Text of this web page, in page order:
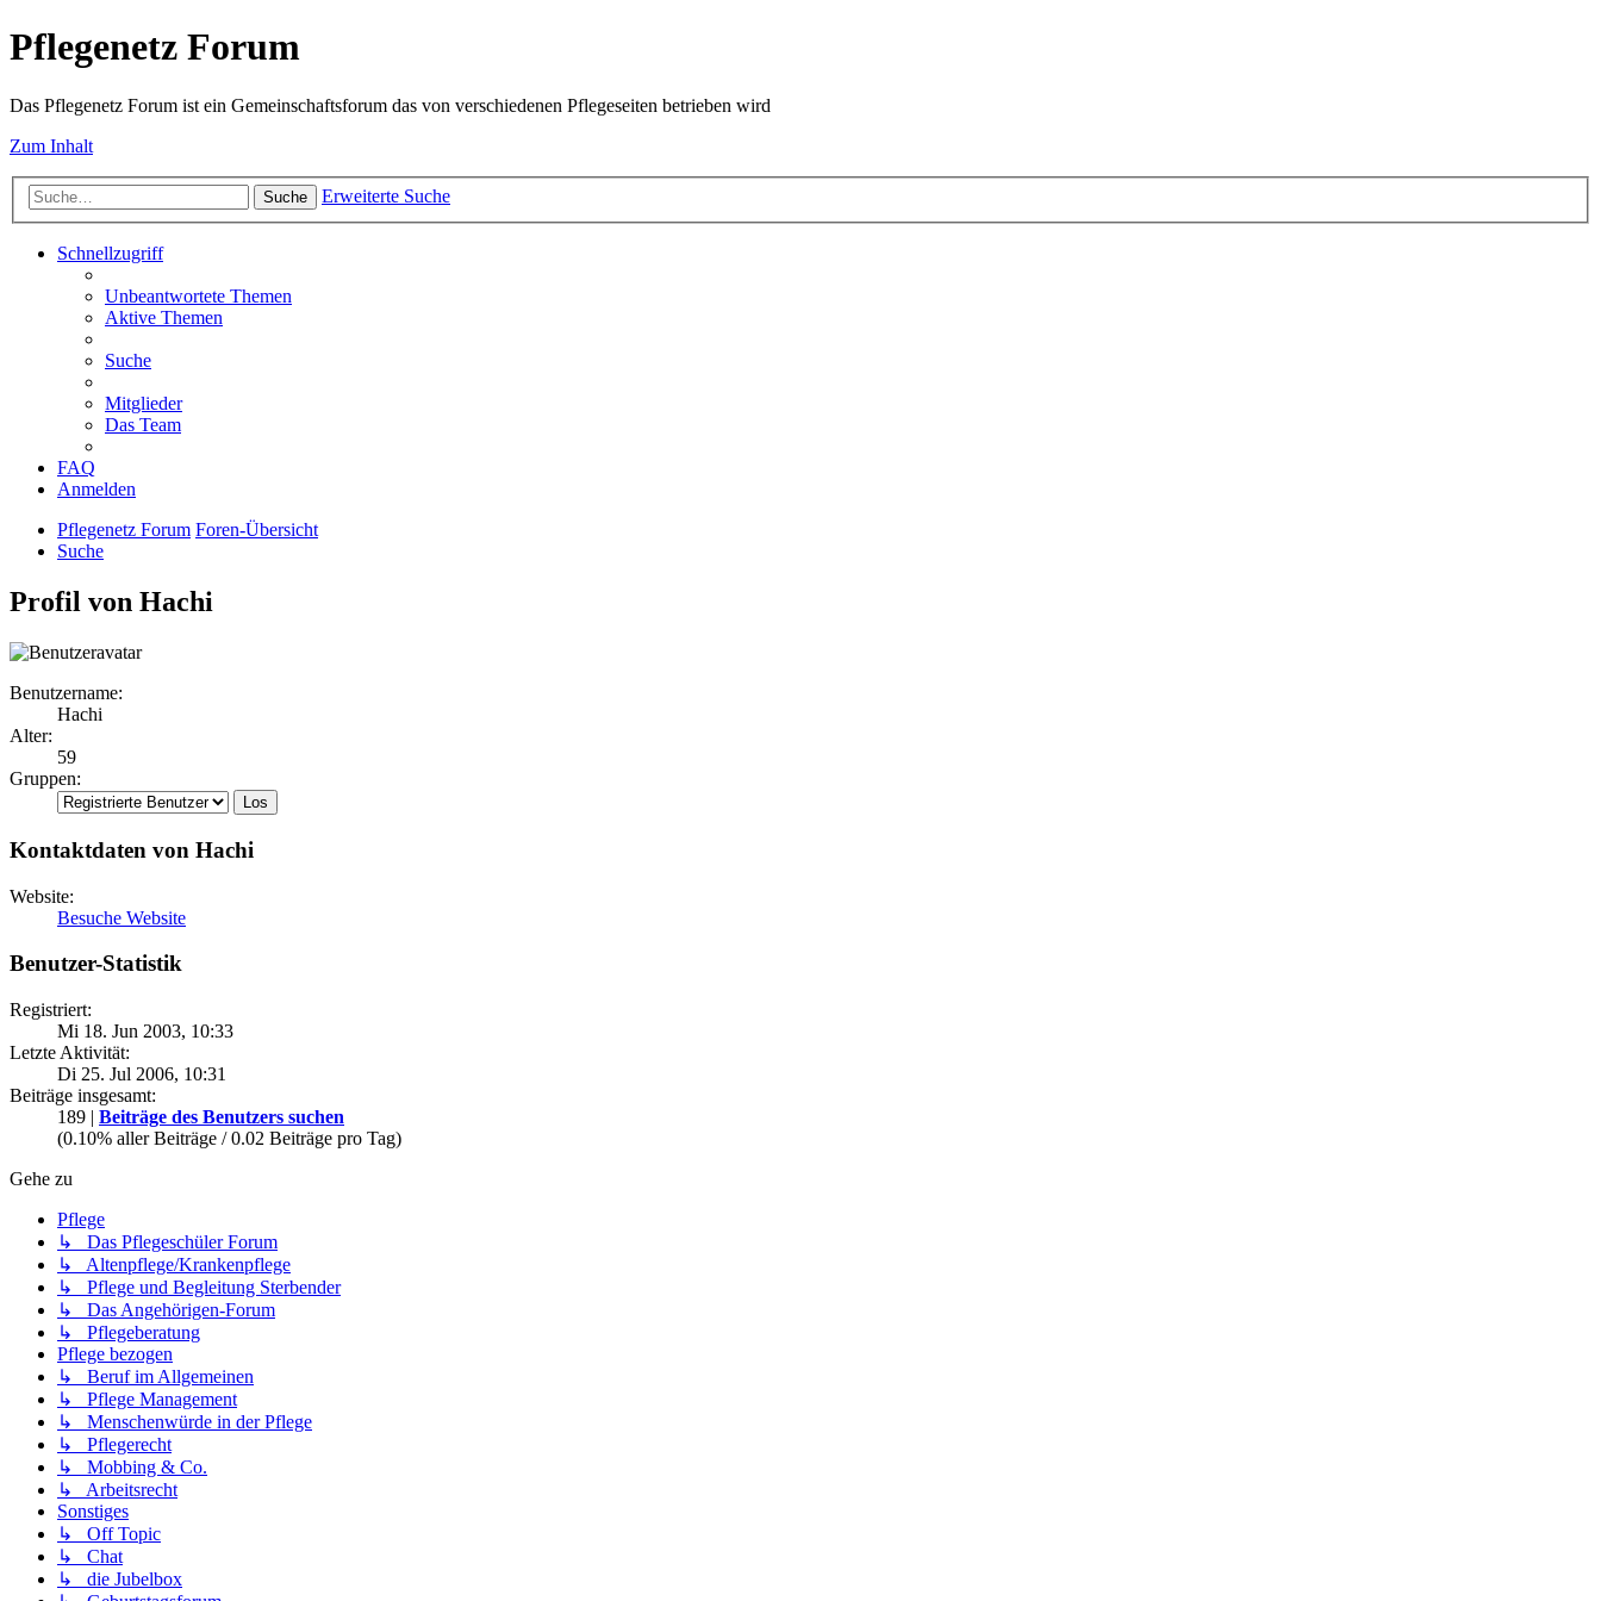
Pflegenetz Forum
Das Pflegenetz Forum ist ein Gemeinschaftsforum das von verschiedenen Pflegeseiten betrieben wird
Zum Inhalt
Suche Erweiterte Suche
Schnellzugriff
Unbeantwortete Themen
Aktive Themen
Suche
Mitglieder
Das Team
FAQ
Anmelden
Pflegenetz Forum Foren-Übersicht
Suche
Profil von Hachi
Benutzername:
Hachi
Alter:
59
Gruppen:
Kontaktdaten von Hachi
Website:
Besuche Website
Benutzer-Statistik
Registriert:
Mi 18. Jun 2003, 10:33
Letzte Aktivität:
Di 25. Jul 2006, 10:31
Beiträge insgesamt:
189 | Beiträge des Benutzers suchen
(0.10% aller Beiträge / 0.02 Beiträge pro Tag)
Gehe zu
Pflege
↳ Das Pflegeschüler Forum
↳ Altenpflege/Krankenpflege
↳ Pflege und Begleitung Sterbender
↳ Das Angehörigen-Forum
↳ Pflegeberatung
Pflege bezogen
↳ Beruf im Allgemeinen
↳ Pflege Management
↳ Menschenwürde in der Pflege
↳ Pflegerecht
↳ Mobbing & Co.
↳ Arbeitsrecht
Sonstiges
↳ Off Topic
↳ Chat
↳ die Jubelbox